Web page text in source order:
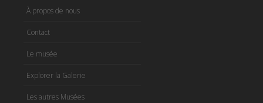
À propos de nous
Contact
Le musée
Explorer la Galerie
Les autres Musées